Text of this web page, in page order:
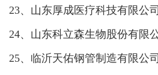
23、山东厚成医疗科技有限公司
24、山东科立森生物股份有限
25、临沂天佑钢管制造有限公司